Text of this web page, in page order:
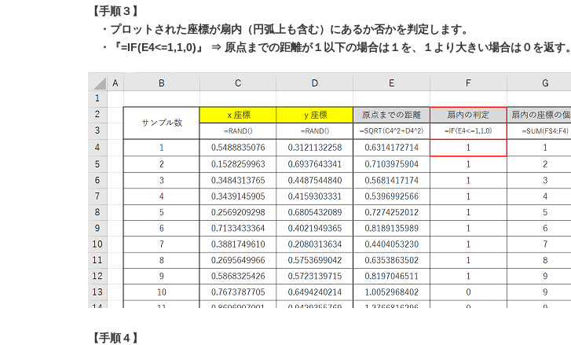
【手順３】
・プロットされた座標が扇内（円弧上も含む）にあるか否かを判定します。
・『=IF(E4<=1,1,0)』 ⇒ 原点までの距離が１以下の場合は１を、１より大きい場合は０を返す。
【手順４】